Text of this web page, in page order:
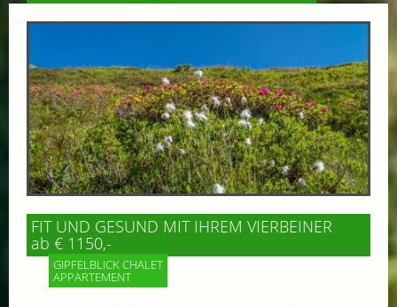
FIT UND GESUND MIT IHREM VIERBEINER
ab € 1150,-
GIPFELBLICK CHALET
APPARTEMENT